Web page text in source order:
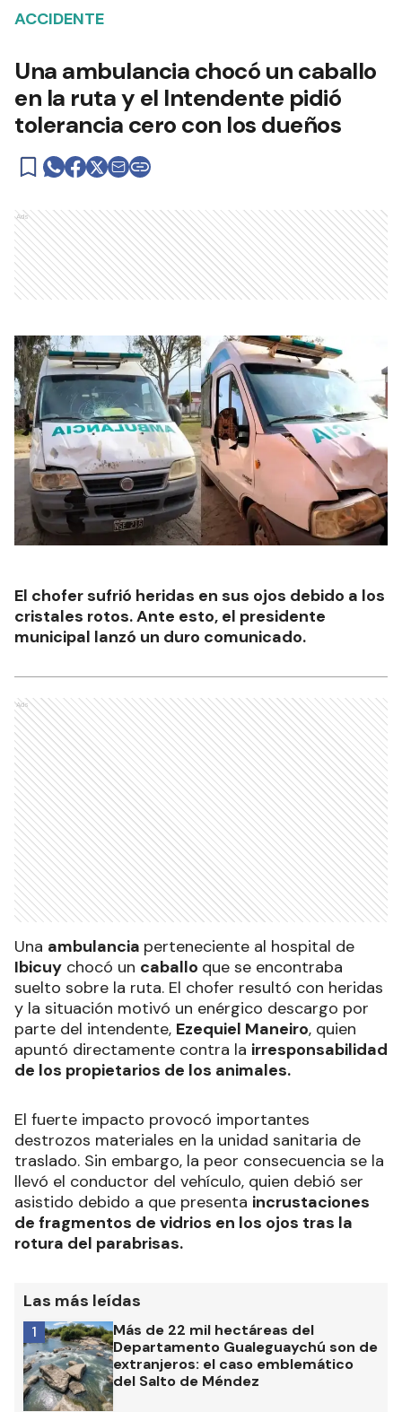
ACCIDENTE
Una ambulancia chocó un caballo
en la ruta y el Intendente pidió
tolerancia cero con los dueños
Ads
El chofer sufrió heridas en sus ojos debido a los
cristales rotos. Ante esto, el presidente
municipal lanzó un duro comunicado.
Ads
Una ambulancia perteneciente al hospital de
Ibicuy chocó un caballo que se encontraba
suelto sobre la ruta. El chofer resultó con heridas
y la situación motivó un enérgico descargo por
parte del intendente, Ezequiel Maneiro, quien
apuntó directamente contra la irresponsabilidad
de los propietarios de los animales.
El fuerte impacto provocó importantes
destrozos materiales en la unidad sanitaria de
traslado. Sin embargo, la peor consecuencia se la
llevó el conductor del vehículo, quien debió ser
asistido debido a que presenta incrustaciones
de fragmentos de vidrios en los ojos tras la
rotura del parabrisas.
Las más leídas
Más de 22 mil hectáreas del
Departamento Gualeguaychú son de
extranjeros: el caso emblemático
del Salto de Méndez
1